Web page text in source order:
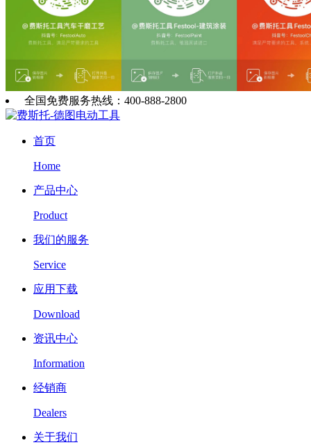
全国免费服务热线：400-888-2800
首页
Home
产品中心
Product
我们的服务
Service
应用下载
Download
资讯中心
Information
经销商
Dealers
关于我们